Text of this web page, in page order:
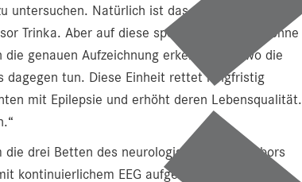
untersuchen. Natürlich ist das für die
Trinka. Aber auf diese spezielle Situation könne
genauen Aufzeichnung erkennen wir, wo die
dagegen tun. Diese Einheit rettet langfristig
mit Epilepsie und erhöht deren Lebensqualität.
drei Betten des neurologischen Schlaflabors
kontinuierlichem EEG aufgezeichnet, um die